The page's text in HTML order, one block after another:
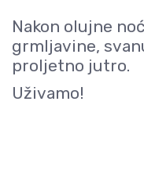
Nakon olujne
grmljavine,
proljetno jutro.
Uživamo!